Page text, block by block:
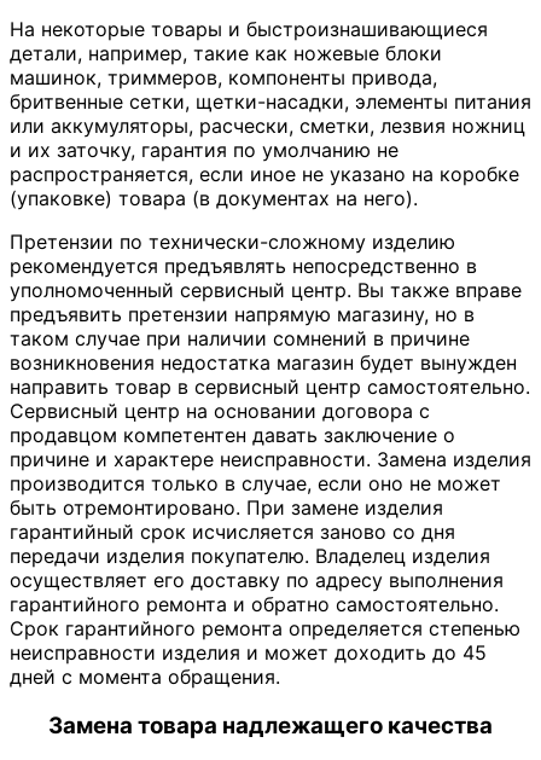
На некоторые товары и быстроизнашивающиеся
детали, например, такие как ножевые блоки
машинок, триммеров, компоненты привода,
бритвенные сетки, щетки-насадки, элементы питания
или аккумуляторы, расчески, сметки, лезвия ножниц
и их заточку, гарантия по умолчанию не
распространяется, если иное не указано на коробке
(упаковке) товара (в документах на него).
Претензии по технически-сложному изделию
рекомендуется предъявлять непосредственно в
уполномоченный сервисный центр. Вы также вправе
предъявить претензии напрямую магазину, но в
таком случае при наличии сомнений в причине
возникновения недостатка магазин будет вынужден
направить товар в сервисный центр самостоятельно.
Сервисный центр на основании договора с
продавцом компетентен давать заключение о
причине и характере неисправности. Замена изделия
производится только в случае, если оно не может
быть отремонтировано. При замене изделия
гарантийный срок исчисляется заново со дня
передачи изделия покупателю. Владелец изделия
осуществляет его доставку по адресу выполнения
гарантийного ремонта и обратно самостоятельно.
Срок гарантийного ремонта определяется степенью
неисправности изделия и может доходить до 45
дней с момента обращения.
Замена товара надлежащего качества